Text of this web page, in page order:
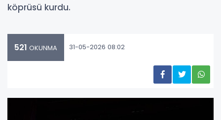
köprüsü kurdu.
521 OKUNMA 31-05-2026 08:02